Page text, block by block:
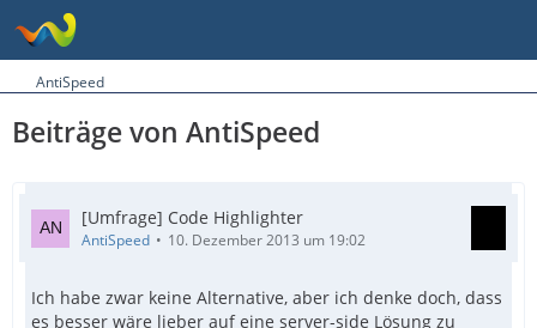
AntiSpeed
Beiträge von AntiSpeed
[Umfrage] Code Highlighter
AntiSpeed 10. Dezember 2013 um 19:02
Ich habe zwar keine Alternative, aber ich denke doch, dass
es besser wäre lieber auf eine server-side Lösung zu